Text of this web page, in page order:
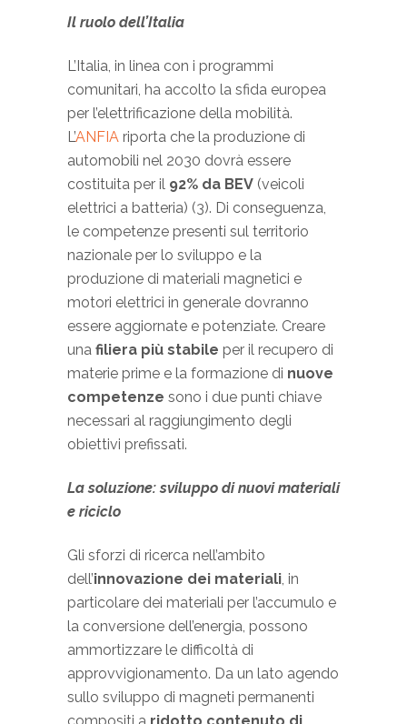
Il ruolo dell’Italia
L’Italia, in linea con i programmi
comunitari, ha accolto la sfida europea
per l’elettrificazione della mobilità.
L’ANFIA riporta che la produzione di
automobili nel 2030 dovrà essere
costituita per il 92% da BEV (veicoli
elettrici a batteria) (3). Di conseguenza,
le competenze presenti sul territorio
nazionale per lo sviluppo e la
produzione di materiali magnetici e
motori elettrici in generale dovranno
essere aggiornate e potenziate. Creare
una filiera più stabile per il recupero di
materie prime e la formazione di nuove
competenze sono i due punti chiave
necessari al raggiungimento degli
obiettivi prefissati.
La soluzione: sviluppo di nuovi materiali
e riciclo
Gli sforzi di ricerca nell’ambito
dell’innovazione dei materiali, in
particolare dei materiali per l’accumulo e
la conversione dell’energia, possono
ammortizzare le difficoltà di
approvvigionamento. Da un lato agendo
sullo sviluppo di magneti permanenti